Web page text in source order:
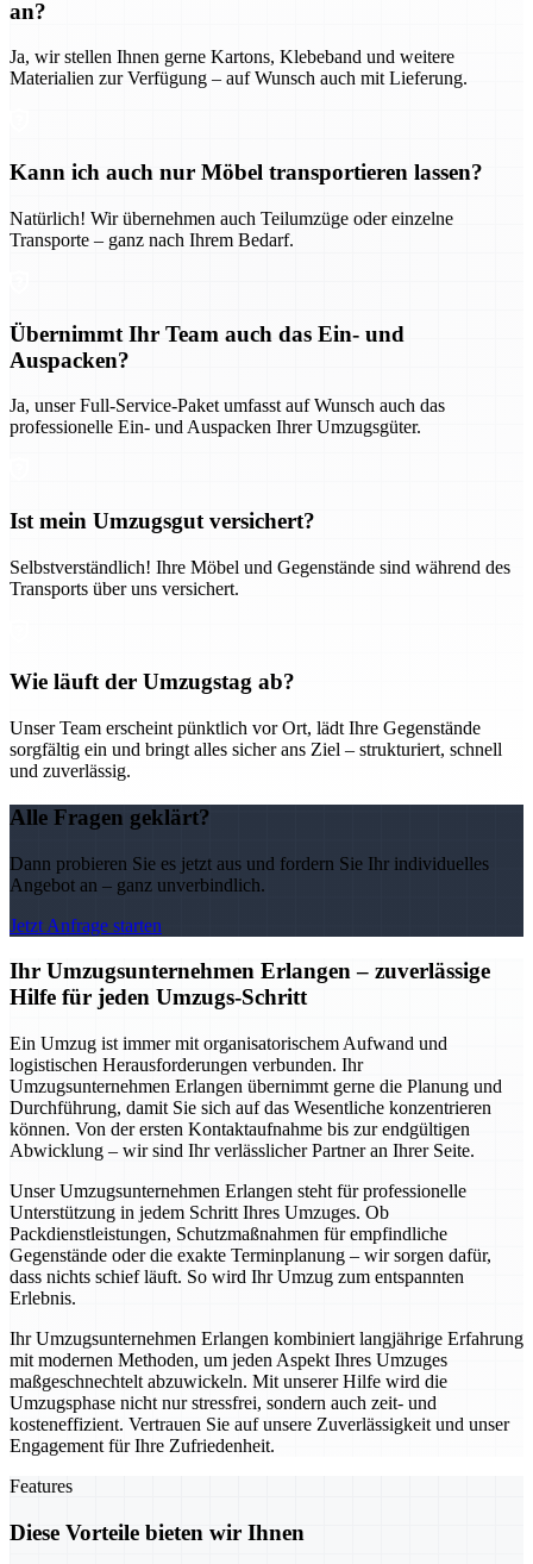
an?
Ja, wir stellen Ihnen gerne Kartons, Klebeband und weitere
Materialien zur Verfügung – auf Wunsch auch mit Lieferung.
Kann ich auch nur Möbel transportieren lassen?
Natürlich! Wir übernehmen auch Teilumzüge oder einzelne
Transporte – ganz nach Ihrem Bedarf.
Übernimmt Ihr Team auch das Ein- und
Auspacken?
Ja, unser Full-Service-Paket umfasst auf Wunsch auch das
professionelle Ein- und Auspacken Ihrer Umzugsgüter.
Ist mein Umzugsgut versichert?
Selbstverständlich! Ihre Möbel und Gegenstände sind während des
Transports über uns versichert.
Wie läuft der Umzugstag ab?
Unser Team erscheint pünktlich vor Ort, lädt Ihre Gegenstände
sorgfältig ein und bringt alles sicher ans Ziel – strukturiert, schnell
und zuverlässig.
Alle Fragen geklärt?
Dann probieren Sie es jetzt aus und fordern Sie Ihr individuelles
Angebot an – ganz unverbindlich.
Jetzt Anfrage starten
Ihr Umzugsunternehmen Erlangen – zuverlässige
Hilfe für jeden Umzugs-Schritt
Ein Umzug ist immer mit organisatorischem Aufwand und
logistischen Herausforderungen verbunden. Ihr
Umzugsunternehmen Erlangen übernimmt gerne die Planung und
Durchführung, damit Sie sich auf das Wesentliche konzentrieren
können. Von der ersten Kontaktaufnahme bis zur endgültigen
Abwicklung – wir sind Ihr verlässlicher Partner an Ihrer Seite.
Unser Umzugsunternehmen Erlangen steht für professionelle
Unterstützung in jedem Schritt Ihres Umzuges. Ob
Packdienstleistungen, Schutzmaßnahmen für empfindliche
Gegenstände oder die exakte Terminplanung – wir sorgen dafür,
dass nichts schief läuft. So wird Ihr Umzug zum entspannten
Erlebnis.
Ihr Umzugsunternehmen Erlangen kombiniert langjährige Erfahrung
mit modernen Methoden, um jeden Aspekt Ihres Umzuges
maßgeschnechtelt abzuwickeln. Mit unserer Hilfe wird die
Umzugsphase nicht nur stressfrei, sondern auch zeit- und
kosteneffizient. Vertrauen Sie auf unsere Zuverlässigkeit und unser
Engagement für Ihre Zufriedenheit.
Features
Diese Vorteile bieten wir Ihnen